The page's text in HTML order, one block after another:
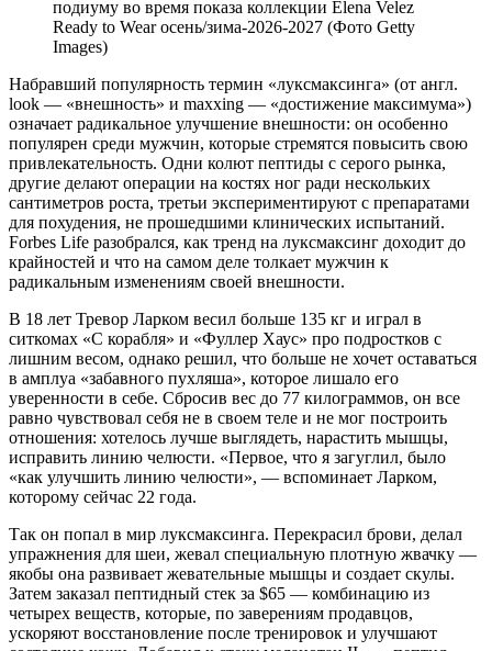
подиуму во время показа коллекции Elena Velez
Ready to Wear осень/зима-2026-2027 (Фото Getty
Images)
Набравший популярность термин «луксмаксинга» (от англ.
look — «внешность» и maxxing — «достижение максимума»)
означает радикальное улучшение внешности: он особенно
популярен среди мужчин, которые стремятся повысить свою
привлекательность. Одни колют пептиды с серого рынка,
другие делают операции на костях ног ради нескольких
сантиметров роста, третьи экспериментируют с препаратами
для похудения, не прошедшими клинических испытаний.
Forbes Life разобрался, как тренд на луксмаксинг доходит до
крайностей и что на самом деле толкает мужчин к
радикальным изменениям своей внешности.
В 18 лет Тревор Ларком весил больше 135 кг и играл в
ситкомах «С корабля» и «Фуллер Хаус» про подростков с
лишним весом, однако решил, что больше не хочет оставаться
в амплуа «забавного пухляша», которое лишало его
уверенности в себе. Сбросив вес до 77 килограммов, он все
равно чувствовал себя не в своем теле и не мог построить
отношения: хотелось лучше выглядеть, нарастить мышцы,
исправить линию челюсти. «Первое, что я загуглил, было
«как улучшить линию челюсти», — вспоминает Ларком,
которому сейчас 22 года.
Так он попал в мир луксмаксинга. Перекрасил брови, делал
упражнения для шеи, жевал специальную плотную жвачку —
якобы она развивает жевательные мышцы и создает скулы.
Затем заказал пептидный стек за $65 — комбинацию из
четырех веществ, которые, по заверениям продавцов,
ускоряют восстановление после тренировок и улучшают